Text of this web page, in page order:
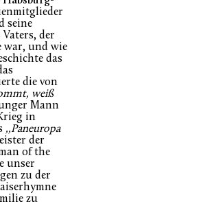
seine
der
war, und wie
das
die von
weiß
Mann
in
,,Paneuropa
der
of the
unser
zu der
zu